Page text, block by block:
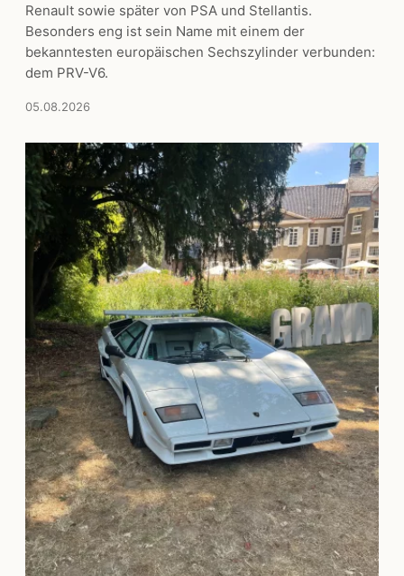
Renault sowie später von PSA und Stellantis.
Besonders eng ist sein Name mit einem der
bekanntesten europäischen Sechszylinder verbunden:
dem PRV-V6.
05.08.2026